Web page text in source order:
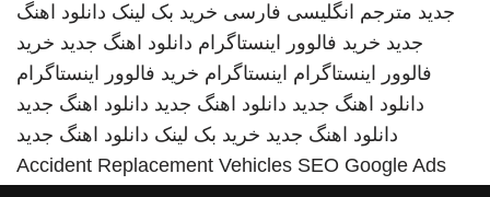
جدید مترجم انگلیسی فارسی خرید بک لینک دانلود اهنگ
جدید خرید فالوور اینستاگرام دانلود اهنگ جدید خرید
فالوور اینستاگرام اینستاگرام خرید فالوور اینستاگرام
دانلود اهنگ جدید دانلود اهنگ جدید دانلود اهنگ جدید
دانلود اهنگ جدید خرید بک لینک دانلود اهنگ جدید
Accident Replacement Vehicles SEO Google Ads